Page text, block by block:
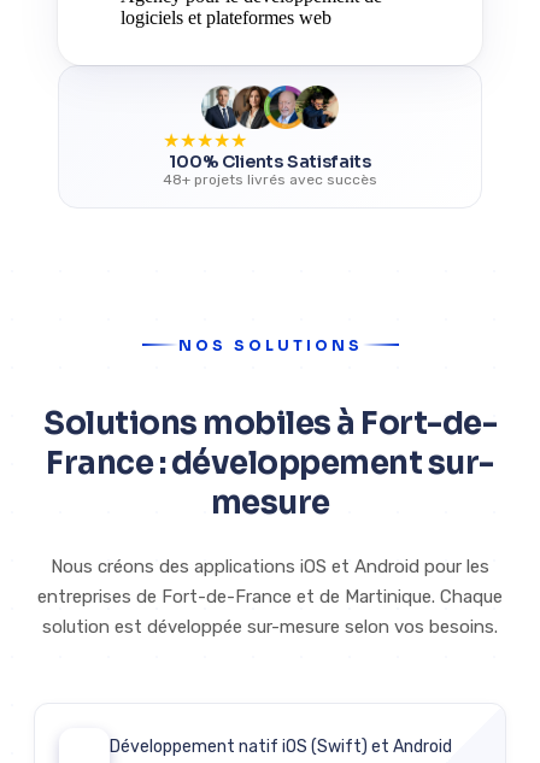
★★★★★
100% Clients Satisfaits
48+ projets livrés avec succès
NOS SOLUTIONS
Solutions mobiles à Fort-de-
France : développement sur-
mesure
Nous créons des applications iOS et Android pour les
entreprises de Fort-de-France et de Martinique. Chaque
solution est développée sur-mesure selon vos besoins.
Développement natif iOS (Swift) et Android